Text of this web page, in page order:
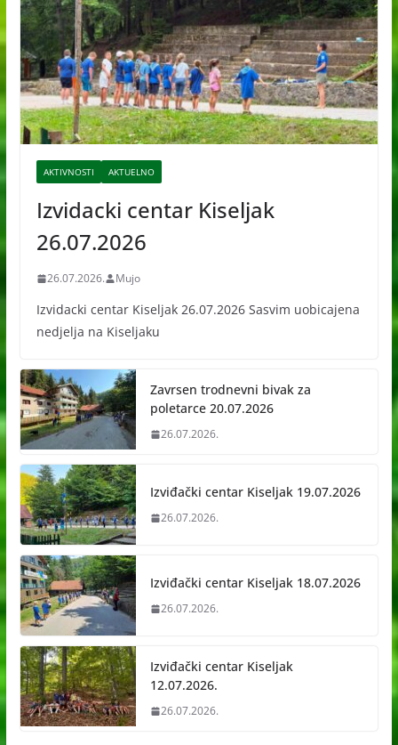
AKTIVNOSTI AKTUELNO
Izvidacki centar Kiseljak
26.07.2026
26.07.2026. Mujo
Izvidacki centar Kiseljak 26.07.2026 Sasvim uobicajena
nedjelja na Kiseljaku
Zavrsen trodnevni bivak za
poletarce 20.07.2026
26.07.2026.
Izviđački centar Kiseljak 19.07.2026
26.07.2026.
Izviđački centar Kiseljak 18.07.2026
26.07.2026.
Izviđački centar Kiseljak
12.07.2026.
26.07.2026.